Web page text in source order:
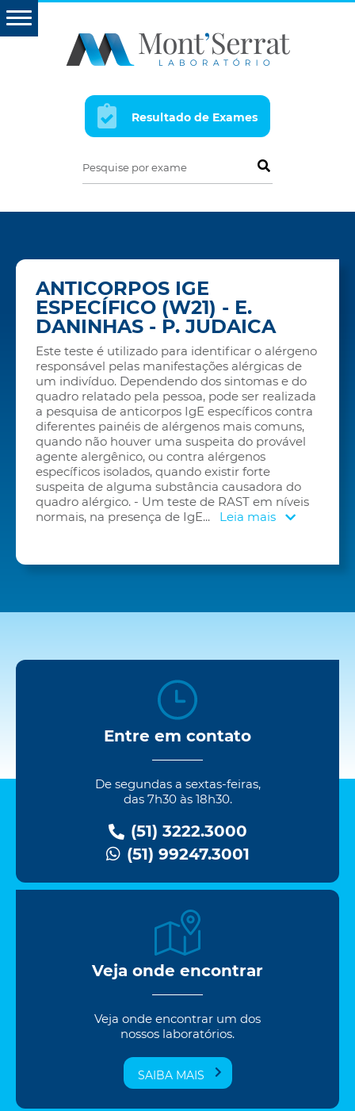
Resultado de Exames
Pesquise por exame
ANTICORPOS IGE
ESPECÍFICO (W21) - E.
DANINHAS - P. JUDAICA
Este teste é utilizado para identificar o alérgeno
responsável pelas manifestações alérgicas de
um indivíduo. Dependendo dos sintomas e do
quadro relatado pela pessoa, pode ser realizada
a pesquisa de anticorpos IgE específicos contra
diferentes painéis de alérgenos mais comuns,
quando não houver uma suspeita do provável
agente alergênico, ou contra alérgenos
específicos isolados, quando existir forte
suspeita de alguma substância causadora do
quadro alérgico. - Um teste de RAST em níveis
normais, na presença de IgE... Leia mais
Entre em contato
De segundas a sextas-feiras,
das 7h30 às 18h30.
(51) 3222.3000
(51) 99247.3001
Veja onde encontrar
Veja onde encontrar um dos
nossos laboratórios.
SAIBA MAIS